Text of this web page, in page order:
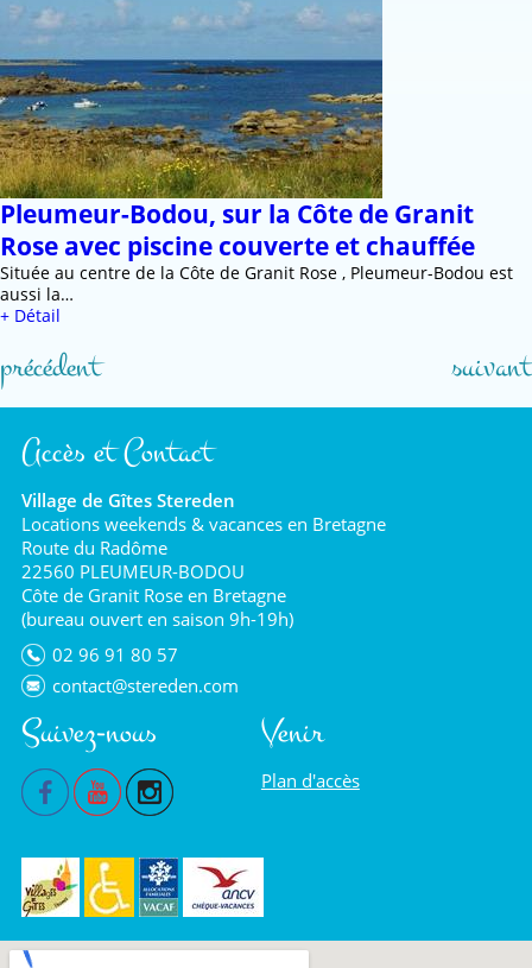
Pleumeur-Bodou, sur la Côte de Granit
Rose avec piscine couverte et chauffée
Située au centre de la Côte de Granit Rose , Pleumeur-Bodou est
aussi la…
+ Détail
suivant
précédent
Accès et Contact
Village de Gîtes Stereden
Locations weekends & vacances en Bretagne
Route du Radôme
22560 PLEUMEUR-BODOU
Côte de Granit Rose en Bretagne
(bureau ouvert en saison 9h-19h)
02 96 91 80 57
contact@stereden.com
Suivez-nous Venir
Plan d'accès